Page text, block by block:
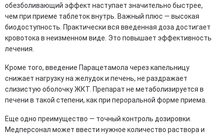
обезболивающий эффект наступает значительно быстрее,
чем при приеме таблеток внутрь. Важный плюс — высокая
биодоступность. Практически вся введенная доза достигает
кровотока в неизменном виде. Это повышает эффективность
лечения.
Кроме того, введение Парацетамола через капельницу
снижает нагрузку на желудок и печень, не раздражает
слизистую оболочку ЖКТ. Препарат не метаболизируется в
печени в такой степени, как при пероральной форме приема.
Еще одно преимущество — точный контроль дозировки.
Медперсонал может ввести нужное количество раствора и